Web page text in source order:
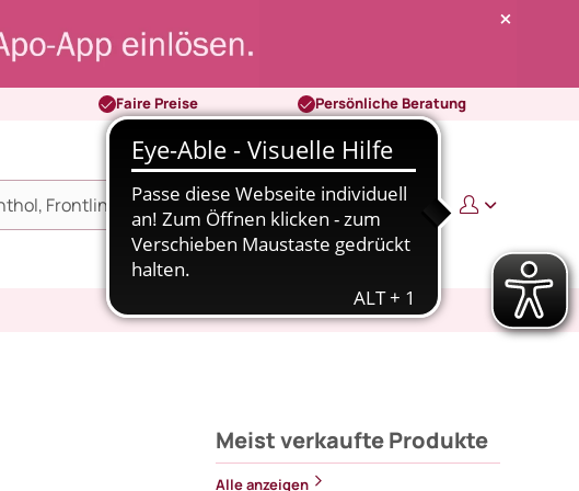
Faire Preise Persönliche Beratung
0 0,00 €
Meist verkaufte Produkte
Alle anzeigen